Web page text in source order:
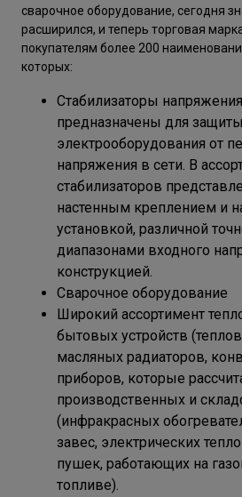
сварочное оборудование, сегодня
расширился, и теперь торговая
покупателям более 200
которых:
Стабилизаторы
предназначены для защиты
электрооборудования от
напряжения в сети. В
стабилизаторов
настенным креплением и
установкой, различной
диапазонами входного
конструкцией.
Сварочное оборудование
Широкий ассортимент
бытовых устройств
масляных радиаторов,
приборов, которые
производственных и
(инфракрасных
завес, электрических
пушек, работающих на
топливе).